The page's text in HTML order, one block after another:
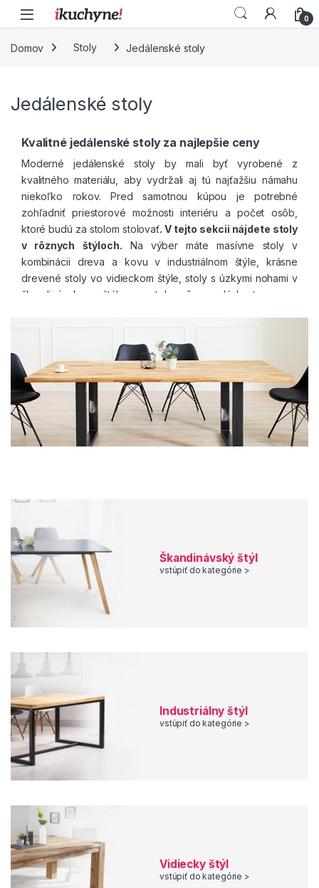
Skip to navigation
Skip to content
0
Domov Stoly Jedálenské stoly
Jedálenské stoly
Kvalitné jedálenské stoly za najlepšie ceny
Moderné jedálenské stoly by mali byť vyrobené z
kvalitného materiálu, aby vydržali aj tú najťažšiu námahu
niekoľko rokov. Pred samotnou kúpou je potrebné
zohľadniť priestorové možnosti interiéru a počet osôb,
ktoré budú za stolom stolovať. V tejto sekcii nájdete stoly
v rôznych štýloch. Na výber máte masívne stoly v
kombinácii dreva a kovu v industriálnom štýle, krásne
drevené stoly vo vidieckom štýle, stoly s úzkymi nohami v
škandinávskom štýle a stoly rôznorodých tvarov a
podnože a tiež podľa farby stola.
Široké zastúpenie v eshope ikuchyne.sk majústoly
z dizajnovej série Makassar
. Jedná sa o masívne stoly z
unikátneho dreva sheesham, ktoré je známe aj ako indický
palisander. Táto drevina patrí k najkvalitnejším drevám s
najvyššou hustotou, výraznou kresbou a sýtou farbou.
Vstúpte s nami do pestrej ponuky našich jedálenských
Škandinávský štýl
vstúpiť do kategórie >
Industriálny štýl
vstúpiť do kategórie >
Vidiecky štýl
vstúpiť do kategórie >